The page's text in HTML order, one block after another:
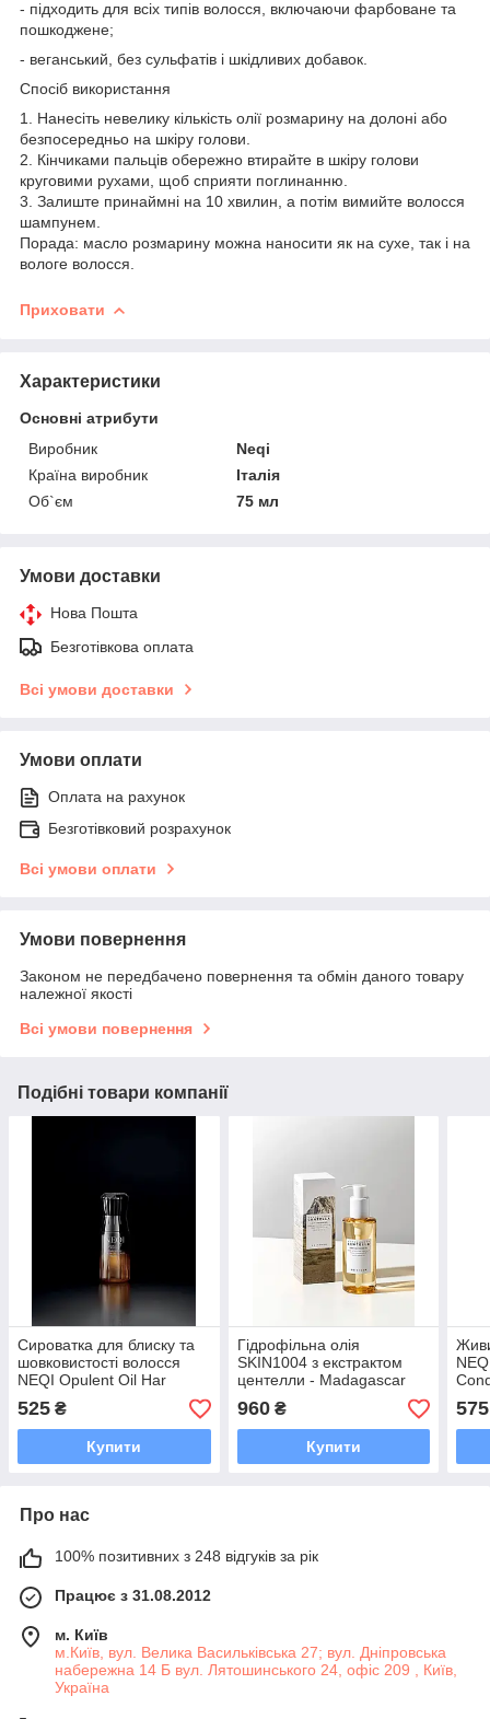
- підходить для всіх типів волосся, включаючи фарбоване та
пошкоджене;
- веганський, без сульфатів і шкідливих добавок.
Спосіб використання
1. Нанесіть невелику кількість олії розмарину на долоні або
безпосередньо на шкіру голови.
2. Кінчиками пальців обережно втирайте в шкіру голови
круговими рухами, щоб сприяти поглинанню.
3. Залиште принаймні на 10 хвилин, а потім вимийте волосся
шампунем.
Порада: масло розмарину можна наносити як на сухе, так і на
вологе волосся.
Приховати
Характеристики
Основні атрибути
Виробник
Neqi
Країна виробник
Італія
Об`єм
75 мл
Умови доставки
Нова Пошта
Безготівкова оплата
Всі умови доставки
Умови оплати
Оплата на рахунок
Безготівковий розрахунок
Всі умови оплати
Умови повернення
Законом не передбачено повернення та обмін даного товару
належної якості
Всі умови повернення
Подібні товари компанії
Cироватка для блиску та
шовковистості волосся
NEQI Opulent Oil Har
Serum 75ml
525 ₴
Купити
Гідрофільна олія
SKIN1004 з екстрактом
центелли - Madagascar
Centella Light Cleansing Oil
- 200ml
960₴
Купити
575
Про нас
100% позитивних з 248 відгуків за рік
Працює з 31.08.2012
м. Київ
м.Київ, вул. Велика Васильківська 27; вул. Дніпровська
набережна 14 Б вул. Лятошинського 24, офіс 209 , Київ,
Україна